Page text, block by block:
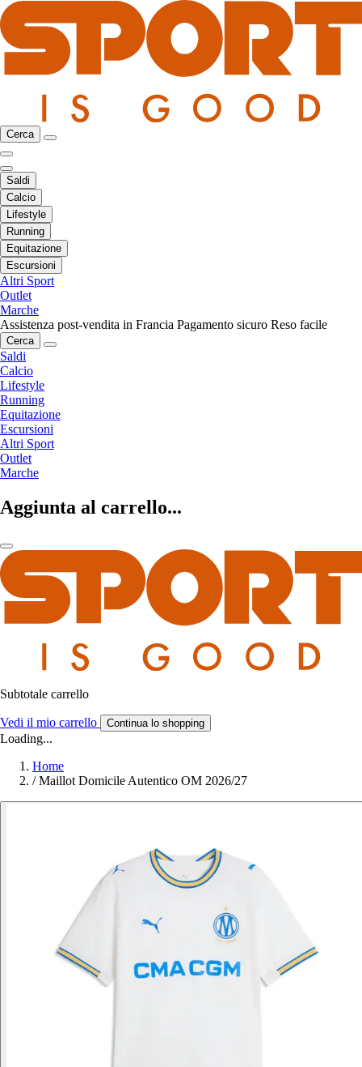
Cerca
Saldi
Calcio
Lifestyle
Running
Equitazione
Escursioni
Altri Sport
Outlet
Marche
Assistenza post-vendita in Francia Pagamento sicuro Reso facile
Cerca
Saldi
Calcio
Lifestyle
Running
Equitazione
Escursioni
Altri Sport
Outlet
Marche
Aggiunta al carrello...
Subtotale carrello
Vedi il mio carrello Continua lo shopping
Loading...
Home
/ Maillot Domicile Autentico OM 2026/27